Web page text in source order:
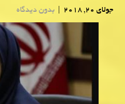
جولای 20, 2018 | بدون دیدگاه